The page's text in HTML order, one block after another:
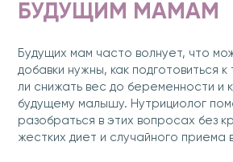
БУДУЩИМ МАМАМ
Будущих мам часто волнует, что
добавки нужны, как подготовиться к
ли снижать вес до беременности и
будущему малышу. Нутрициолог
разобраться в этих вопросах без
жестких диет и случайного приема